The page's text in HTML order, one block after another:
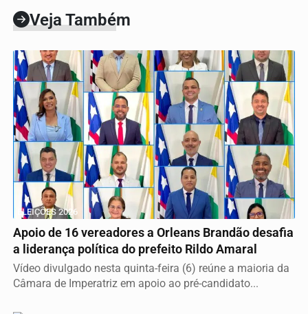
Veja Também
ELEIÇÕES 2026
Apoio de 16 vereadores a Orleans Brandão desafia
a liderança política do prefeito Rildo Amaral
Vídeo divulgado nesta quinta-feira (6) reúne a maioria da
Câmara de Imperatriz em apoio ao pré-candidato...